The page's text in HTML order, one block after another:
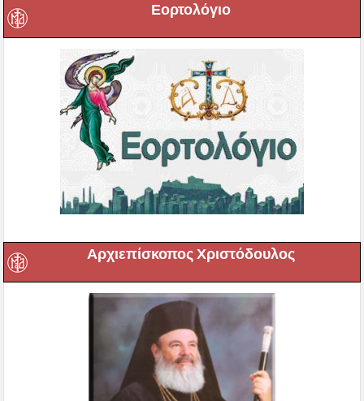
Εορτολόγιο
Αρχιεπίσκοπος Χριστόδουλος